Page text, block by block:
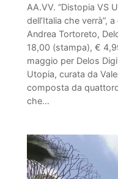
AA.VV. “Distopia VS
dell’Italia che verrà”,
Andrea Tortoreto,
18,00 (stampa), €
maggio per Delos
Utopia, curata da
composta da
che…